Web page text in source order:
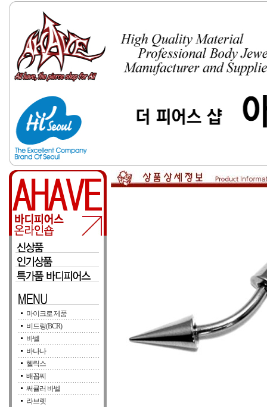
마이크로 제품
비드링(BCR)
바벨
바나나
헬릭스
배꼽찌
써큘러 바벨
라브렛